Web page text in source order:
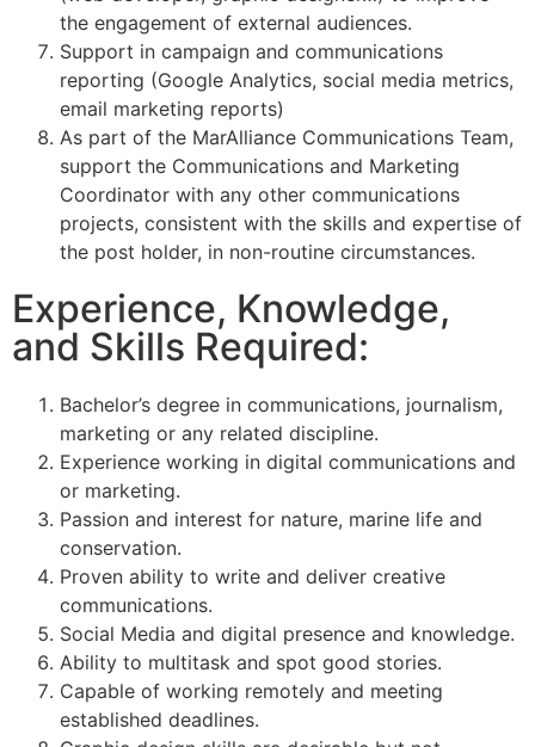
the engagement of external audiences.
Support in campaign and communications
reporting (Google Analytics, social media metrics,
email marketing reports)
As part of the MarAlliance Communications Team,
support the Communications and Marketing
Coordinator with any other communications
projects, consistent with the skills and expertise of
the post holder, in non-routine circumstances.
Experience, Knowledge,
and Skills Required:
Bachelor’s degree in communications, journalism,
marketing or any related discipline.
Experience working in digital communications and
or marketing.
Passion and interest for nature, marine life and
conservation.
Proven ability to write and deliver creative
communications.
Social Media and digital presence and knowledge.
Ability to multitask and spot good stories.
Capable of working remotely and meeting
established deadlines.